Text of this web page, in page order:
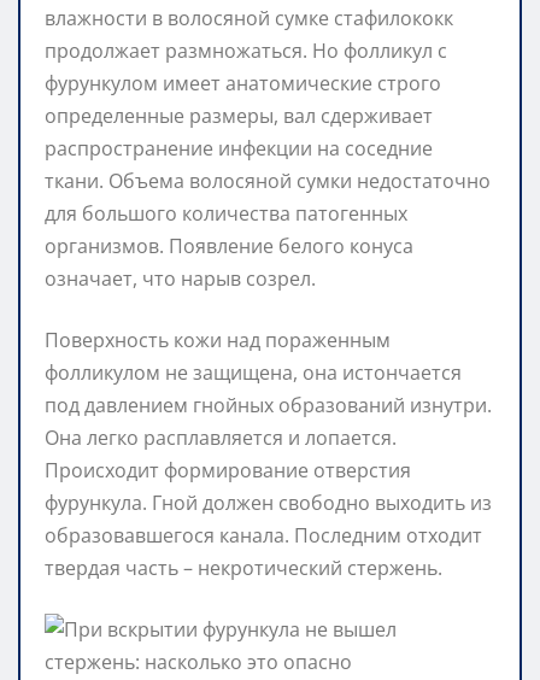
влажности в волосяной сумке стафилококк
продолжает размножаться. Но фолликул с
фурункулом имеет анатомические строго
определенные размеры, вал сдерживает
распространение инфекции на соседние
ткани. Объема волосяной сумки недостаточно
для большого количества патогенных
организмов. Появление белого конуса
означает, что нарыв созрел.
Поверхность кожи над пораженным
фолликулом не защищена, она истончается
под давлением гнойных образований изнутри.
Она легко расплавляется и лопается.
Происходит формирование отверстия
фурункула. Гной должен свободно выходить из
образовавшегося канала. Последним отходит
твердая часть – некротический стержень.